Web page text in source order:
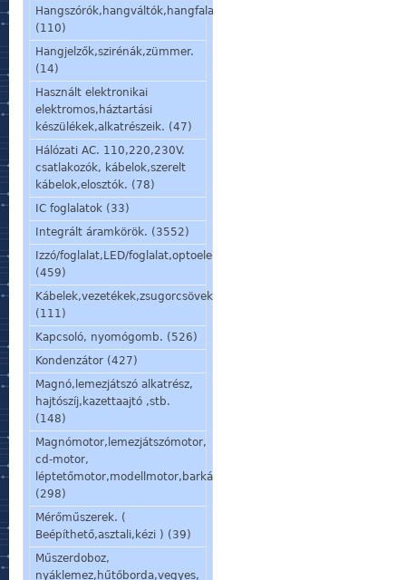
Hangszórók,hangváltók,hangfalalkatrészek,mikrofon,fülhallgató.
(110)
Hangjelzők,szirénák,zümmer.
(14)
Használt elektronikai
elektromos,háztartási
készülékek,alkatrészeik. (47)
Hálózati AC. 110,220,230V.
csatlakozók, kábelok,szerelt
kábelok,elosztók. (78)
IC foglalatok (33)
Integrált áramkörök. (3552)
Izzó/foglalat,LED/foglalat,optoelem,kijelző,jelzőlámpa.
(459)
Kábelek,vezetékek,zsugorcsövek,szigetelőcsövek.
(111)
Kapcsoló, nyomógomb. (526)
Kondenzátor (427)
Magnó,lemezjátszó alkatrész,
hajtószíj,kazettaajtó ,stb.
(148)
Magnómotor,lemezjátszómotor,
cd-motor,
léptetőmotor,modellmotor,barkácsmotor.
(298)
Mérőműszerek. (
Beépíthető,asztali,kézi ) (39)
Műszerdoboz,
nyáklemez,hűtőborda,vegyes,